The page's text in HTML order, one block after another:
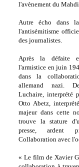
l'avènement du
Autre écho dans
l'antisémitisme
des journalistes.
Après la défaite
l'armistice en juin
dans la
allemand nazi.
Luchaire, interprété
Otto Abetz,
majeur dans cette
trouve la stature
presse, ardent
Collaboration avec
« Le film de Xavier